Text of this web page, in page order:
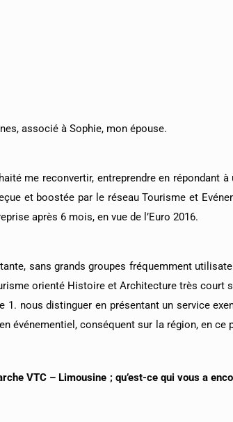
associé à Sophie, mon épouse.
me reconvertir, entreprendre en
et boostée par le réseau Tourisme et
après 6 mois, en vue de l’Euro 2016.
sans grands groupes fréquemment
orienté Histoire et Architecture très court
nous distinguer en présentant un service
événementiel, conséquent sur la région, en
VTC – Limousine ; qu’est-ce qui vous a